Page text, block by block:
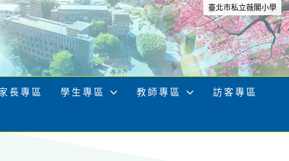
臺北市私立薇閣小學
長專區 學生專區 教師專區 訪客專區